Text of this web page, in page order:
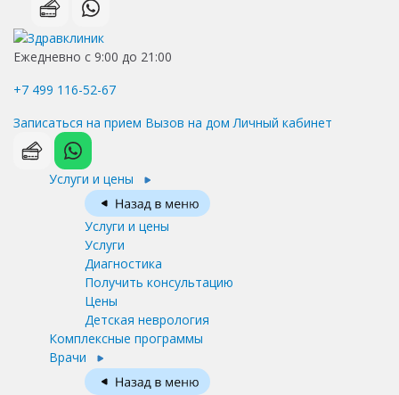
Ежедневно с 9:00 до 21:00
+7 499 116-52-67
Записаться на прием Вызов на дом Личный кабинет
Услуги и цены
Услуги и цены
Услуги
Диагностика
Получить консультацию
Цены
Детская неврология
Комплексные программы
Врачи